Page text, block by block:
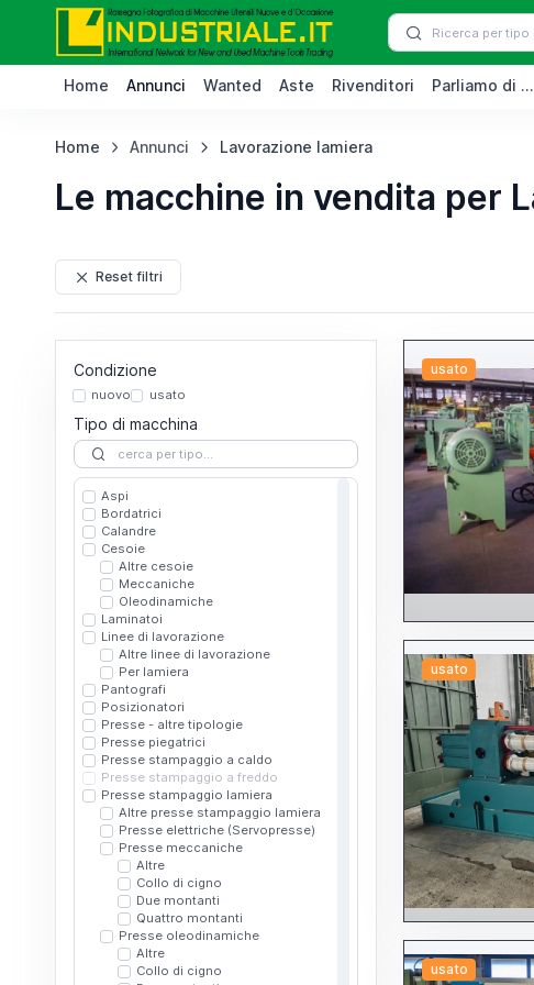
Home Annunci Wanted Aste Rivenditori Parliamo di ...
Home Annunci Lavorazione lamiera
Le macchine in vendita per
Reset filtri
Condizione
nuovo usato
Tipo di macchina
Aspi
Bordatrici
Calandre
Cesoie
Altre cesoie
Meccaniche
Oleodinamiche
Laminatoi
Linee di lavorazione
Altre linee di lavorazione
Per lamiera
Pantografi
Posizionatori
Presse - altre tipologie
Presse piegatrici
Presse stampaggio a caldo
Presse stampaggio a freddo
Presse stampaggio lamiera
Altre presse stampaggio lamiera
Presse elettriche (Servopresse)
Presse meccaniche
Altre
Collo di cigno
Due montanti
Quattro montanti
Presse oleodinamiche
Altre
Collo di cigno
usato
usato
usato